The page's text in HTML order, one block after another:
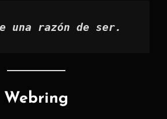
una razón de ser.
Webring